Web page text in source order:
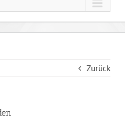
Zurück